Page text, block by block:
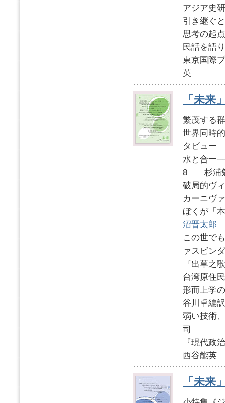
アジア史
引き継ぐ
思考の起
民話を語
東京国際
英
「未来
繁茂する
世界同時
タビュー
水と合一
8 杉浦
破局的ヴ
カーニ
ぼくが「
沼晋太郎
この世で
ァスビン
『出草之
台湾原住
形而上学
谷川卓編
弱い技術
司
『現代
西谷能英
「未来